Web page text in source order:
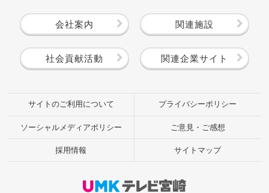
会社案内 関連施設
社会貢献活動 関連企業サイト
サイトのご利用について プライバシーポリシー
ソーシャルメディアポリシー ご意見・ご感想
採用情報 サイトマップ